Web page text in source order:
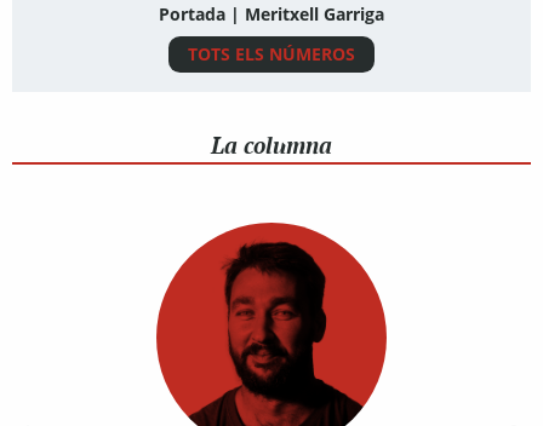
Portada | Meritxell Garriga
TOTS ELS NÚMEROS
La columna